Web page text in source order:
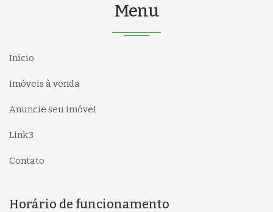
Menu
Início
Imóveis à venda
Anuncie seu imóvel
Link3
Contato
Horário de funcionamento